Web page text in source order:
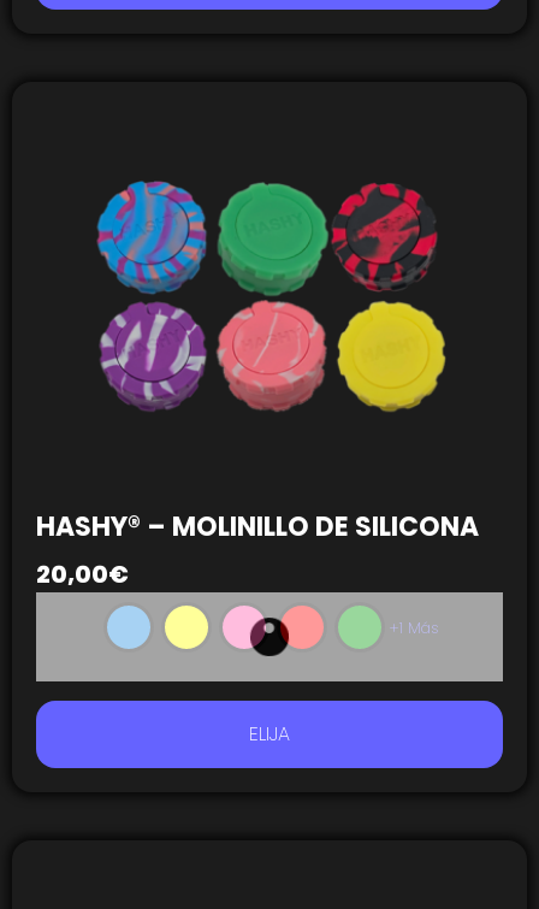
HASHY® – MOLINILLO DE SILICONA
20,00€
+1 Más
ELIJA